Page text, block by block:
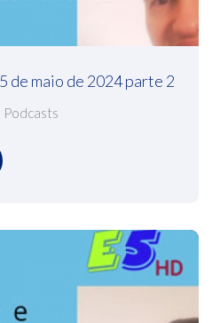
de maio de 2024 parte 2
Podcasts